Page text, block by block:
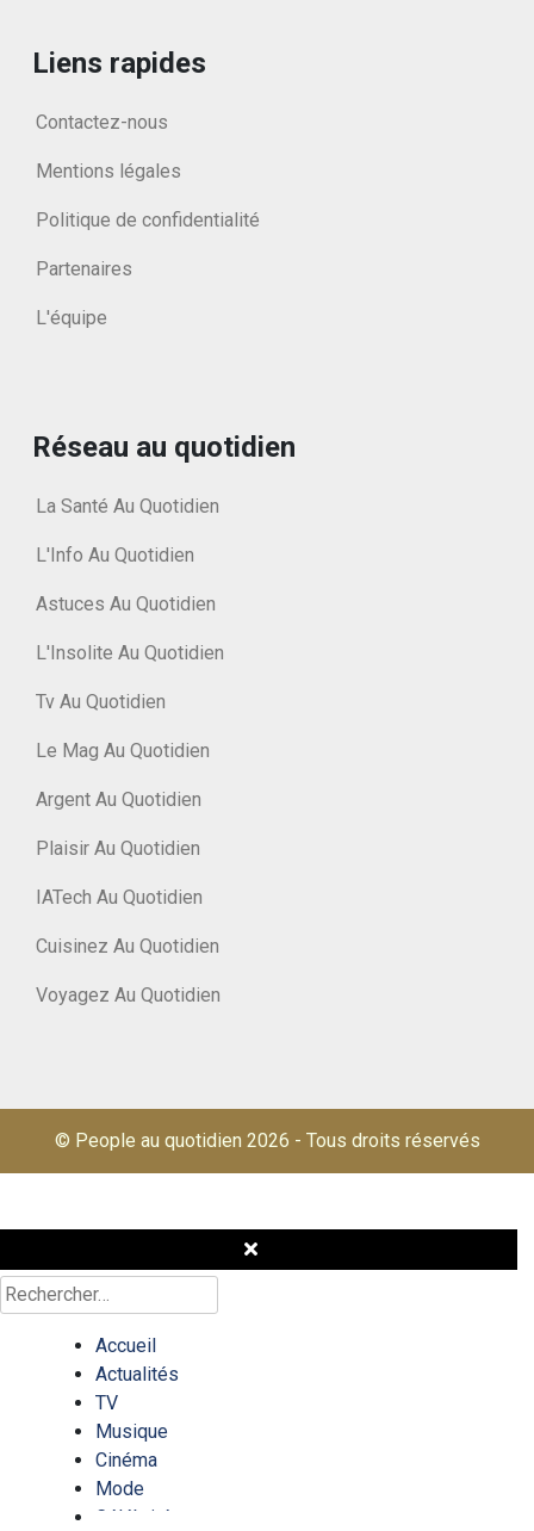
Liens rapides
Contactez-nous
Mentions légales
Politique de confidentialité
Partenaires
L'équipe
Réseau au quotidien
La Santé Au Quotidien
L'Info Au Quotidien
Astuces Au Quotidien
L'Insolite Au Quotidien
Tv Au Quotidien
Le Mag Au Quotidien
Argent Au Quotidien
Plaisir Au Quotidien
IATech Au Quotidien
Cuisinez Au Quotidien
Voyagez Au Quotidien
© People au quotidien 2026 - Tous droits réservés
Rechercher :
Accueil
Actualités
TV
Musique
Cinéma
Mode
Célébrités